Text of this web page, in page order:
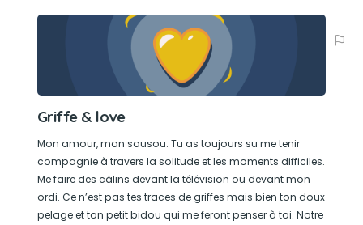
Griffe & love
Mon amour, mon sousou. Tu as toujours su me tenir
compagnie à travers la solitude et les moments difficiles.
Me faire des câlins devant la télévision ou devant mon
ordi. Ce n’est pas tes traces de griffes mais bien ton doux
pelage et ton petit bidou qui me feront penser à toi. Notre